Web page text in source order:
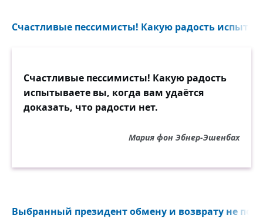
Счастливые пессимисты! Какую радость
Счастливые пессимисты! Какую радость
испытываете вы, когда вам удаётся
доказать, что радости нет.
Мария фон Эбнер-Эшенбах
Выбранный президент обмену и возврату не